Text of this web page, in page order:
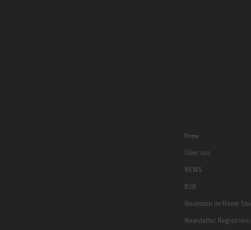
Firma
Über uns
NEWS
B2B
Neumann im Home
Newsletter